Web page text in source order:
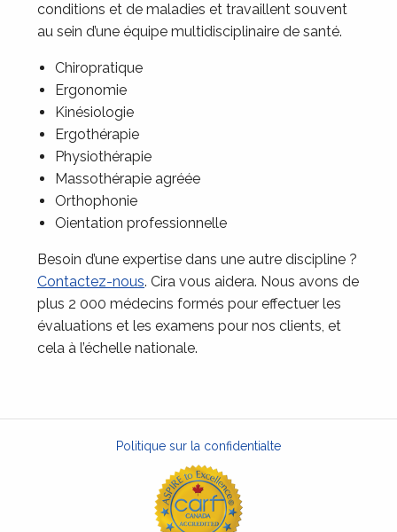
conditions et de maladies et travaillent souvent
au sein d’une équipe multidisciplinaire de santé.
Chiropratique
Ergonomie
Kinésiologie
Ergothérapie
Physiothérapie
Massothérapie agréée
Orthophonie
Oientation professionnelle
Besoin d’une expertise dans une autre discipline ?
Contactez-nous. Cira vous aidera. Nous avons de
plus 2 000 médecins formés pour effectuer les
évaluations et les examens pour nos clients, et
cela à l’échelle nationale.
Politique sur la confidentialte